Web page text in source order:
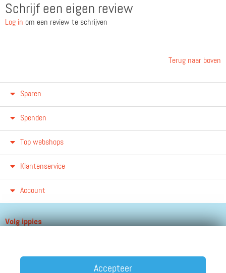
Schrijf een eigen review
Log in om een review te schrijven
Terug naar boven
Sparen
Spenden
Top webshops
Klantenservice
Account
Volg ippies
Accepteer